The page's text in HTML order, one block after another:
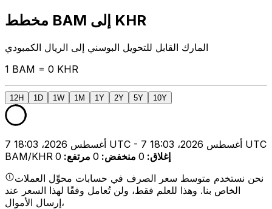
مخطط BAM إلى KHR
المارك القابل للتحويل البوسني إلى الريال الكمبودي
1 BAM = 0 KHR
12H 1D 1W 1M 1Y 2Y 5Y 10Y
7 أغسطس 2026، 18:03 UTC - 7 أغسطس 2026، 18:03 UTC
BAM/KHR
إغلاق:
0 منخفض:
0 مرتفع:
0
نحن نستخدم متوسط سعر الصرف في حسابات محوِّل العملات
الخاص بنا. وهذا للعلم فقط، ولن تُعامل وفقًا لهذا السعر عند
إرسال الأموال،